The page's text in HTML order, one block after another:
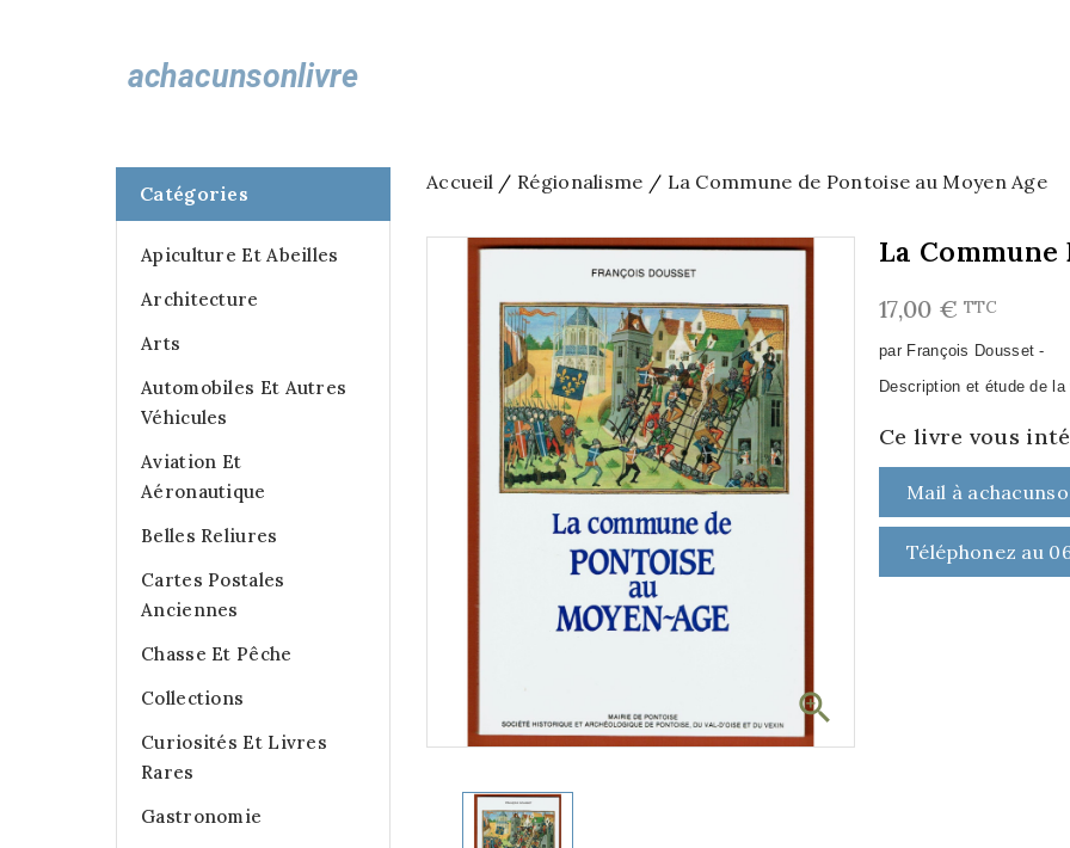
Catégories
Apiculture Et Abeilles
Architecture
Arts
Automobiles Et Autres
Véhicules
Aviation Et
Aéronautique
Belles Reliures
Cartes Postales
Anciennes
Chasse Et Pêche
Collections
Curiosités Et Livres
Rares
Gastronomie
Accueil Régionalisme La Commune de Pontoise au Moyen Age

La
17,00 € TTC
par François Dousset -
Description et étude de
Ce livre vous
Mail à
Téléphonez au